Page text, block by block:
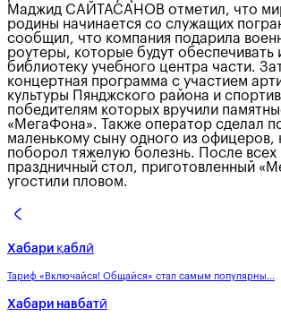
Маджид САЙТАСАНОВ отметил, что
родины начинается со служащих
сообщил, что компания подарила
роутеры, которые будут обеспечивать
библиотеку учебного центра части.
концертная программа с участием
культуры Пянджского района и
победителям которых вручили
«МегаФона». Также оператор сделал
маленькому сыну одного из офицеров,
поборол тяжелую болезнь. После всех
праздничный стол, приготовленный
угостили пловом.
Хабари қаблӣ
Тариф «Включайся! Общайся» стал самым популярны...
Хабари навбатӣ